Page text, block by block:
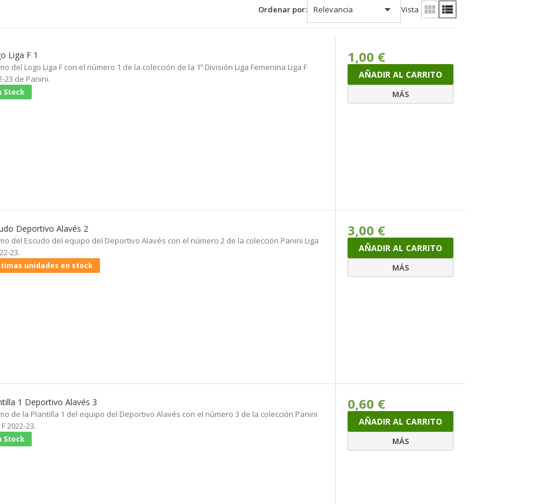
Ordenar por: Relevancia  Vista  
Liga F 1
del Logo Liga F con el número 1 de la colección de la 1º División Liga Femenina Liga F
23 de Panini.
Stock
1,00 €
AÑADIR AL CARRITO
MÁS
Deportivo Alavés 2
del Escudo del equipo del Deportivo Alavés con el número 2 de la colección Panini Liga
23.
unidades en stock
3,00 €
AÑADIR AL CARRITO
MÁS
1 Deportivo Alavés 3
de la Plantilla 1 del equipo del Deportivo Alavés con el número 3 de la colección Panini
2022-23.
Stock
0,60 €
AÑADIR AL CARRITO
MÁS